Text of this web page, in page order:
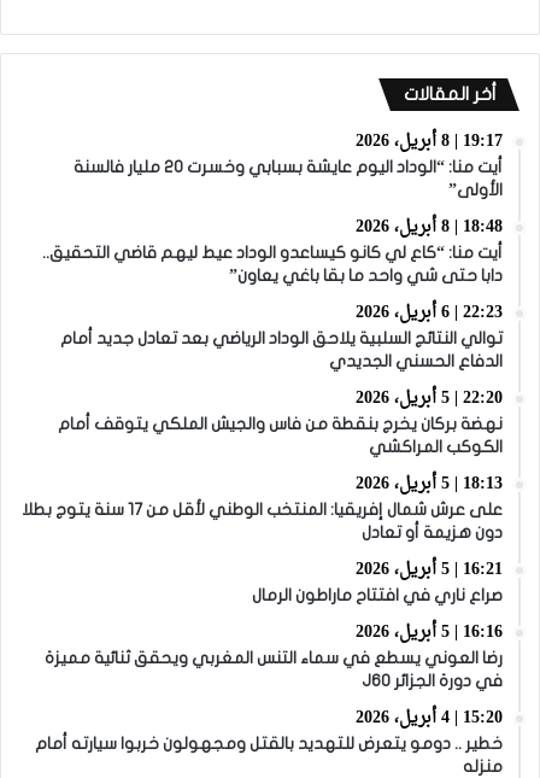
أخر المقالات
19:17 | 8 أبريل، 2026
أيت منا: “الوداد اليوم عايشة بسبابي وخسرت 20 مليار فالسنة
الأولى”
18:48 | 8 أبريل، 2026
أيت منا: “كاع لي كانو كيساعدو الوداد عيط ليهم قاضي التحقيق..
دابا حتى شي واحد ما بقا باغي يعاون”
22:23 | 6 أبريل، 2026
توالي النتائج السلبية يلاحق الوداد الرياضي بعد تعادل جديد أمام
الدفاع الحسني الجديدي
22:20 | 5 أبريل، 2026
نهضة بركان يخرج بنقطة من فاس والجيش الملكي يتوقف أمام
الكوكب المراكشي
18:13 | 5 أبريل، 2026
على عرش شمال إفريقيا: المنتخب الوطني لأقل من 17 سنة يتوج بطلا
دون هزيمة أو تعادل
16:21 | 5 أبريل، 2026
صراع ناري في افتتاح ماراطون الرمال
16:16 | 5 أبريل، 2026
رضا العوني يسطع في سماء التنس المغربي ويحقق ثنائية مميزة
في دورة الجزائر J60
15:20 | 4 أبريل، 2026
خطير .. دومو يتعرض للتهديد بالقتل ومجهولون خربوا سيارته أمام
منزله